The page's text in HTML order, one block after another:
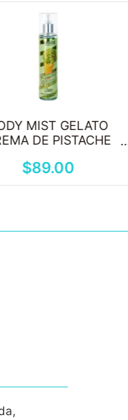
MIST GELATO
DE PISTACHE
$89.00